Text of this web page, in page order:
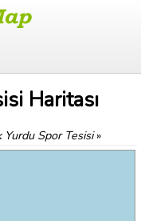
Haritası
Spor Tesisi»